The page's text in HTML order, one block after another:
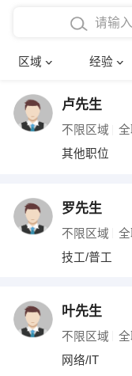
区域 经验
在校学生工作经验
四年以上工作经验
五年以上工作经验
博士
文员
财务会计
网络IT
收银员
水电/机修
卢先生
不限区域
其他职位
罗先生
不限区域
技工/普工
叶先生
不限区域
网络/IT